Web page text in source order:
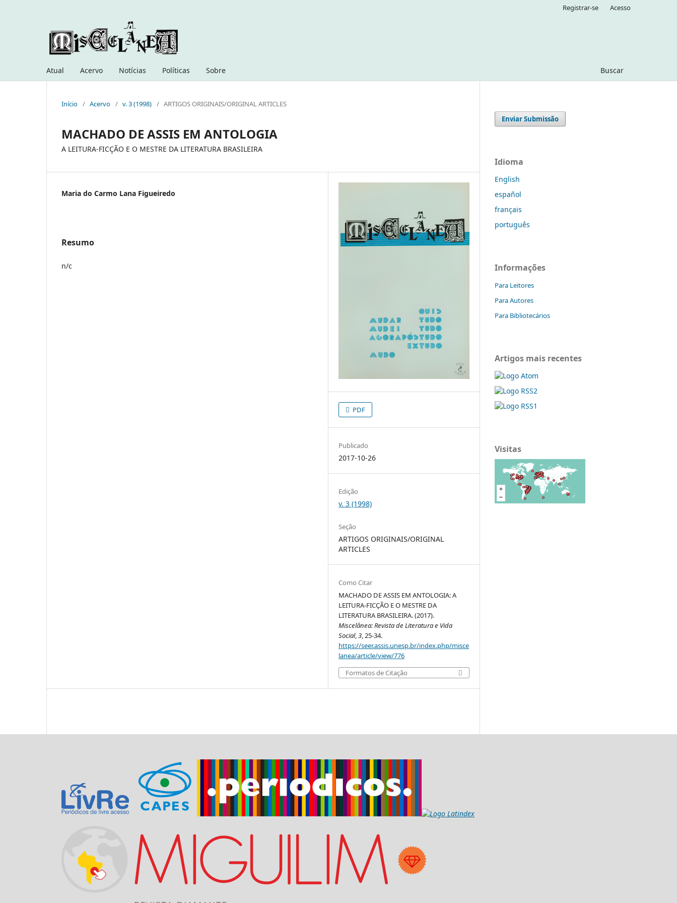
Atual Acervo Notícias Políticas Sobre Buscar
Registrar-se Acesso
Início / Acervo / v. 3 (1998) / ARTIGOS ORIGINAIS/ORIGINAL ARTICLES
MACHADO DE ASSIS EM ANTOLOGIA
A LEITURA-FICÇÃO E O MESTRE DA LITERATURA BRASILEIRA
Maria do Carmo Lana Figueiredo
Resumo
n/c
PDF
Publicado
2017-10-26
Edição
v. 3 (1998)
Seção
ARTIGOS ORIGINAIS/ORIGINAL
ARTICLES
Como Citar
MACHADO DE ASSIS EM ANTOLOGIA: A
LEITURA-FICÇÃO E O MESTRE DA
LITERATURA BRASILEIRA. (2017).
Miscelânea: Revista de Literatura e Vida
Social,3, 25-34.
https://seer.assis.unesp.br/index.php/misce
lanea/article/view/776
Formatos de Citação
Enviar Submissão
Idioma
English
español
français
português
Informações
Para Leitores
Para Autores
Para Bibliotecários
Artigos mais recentes
Visitas